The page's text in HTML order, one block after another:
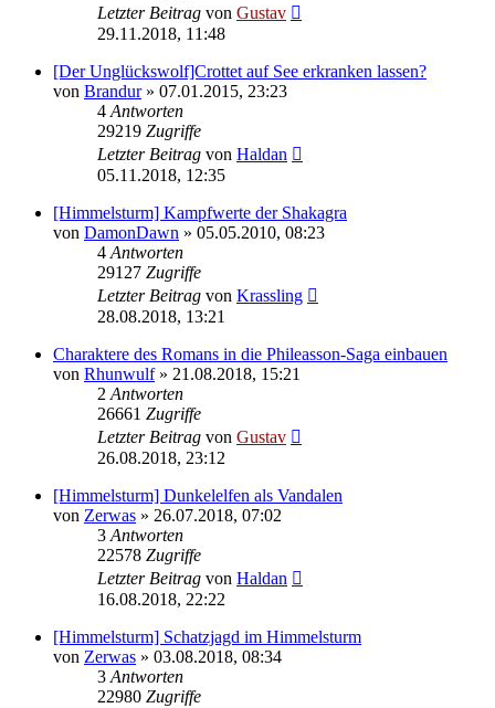
Letzter Beitrag von Gustav
29.11.2018, 11:48
[Der Unglückswolf]Crottet auf See erkranken lassen?
von Brandur» 07.01.2015, 23:23
4 Antworten
29219 Zugriffe
Letzter Beitrag von Haldan
05.11.2018, 12:35
[Himmelsturm] Kampfwerte der Shakagra
von DamonDawn » 05.05.2010, 08:23
4 Antworten
29127 Zugriffe
Letzter Beitrag von Krassling
28.08.2018, 13:21
Charaktere des Romans in die Phileasson-Saga einbauen
von Rhunwulf» 21.08.2018, 15:21
2 Antworten
26661 Zugriffe
Letzter Beitrag von Gustav
26.08.2018, 23:12
[Himmelsturm] Dunkelelfen als Vandalen
von Zerwas » 26.07.2018, 07:02
3 Antworten
22578 Zugriffe
Letzter Beitrag von Haldan
16.08.2018, 22:22
[Himmelsturm] Schatzjagd im Himmelsturm
von Zerwas » 03.08.2018, 08:34
3 Antworten
22980 Zugriffe